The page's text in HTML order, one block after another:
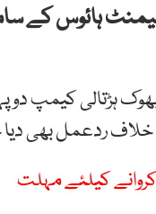
ہائوس کے
ہڑتالی کیمپ
خلاف ردعمل بھی دیا
کروانے کیلئے مہلت